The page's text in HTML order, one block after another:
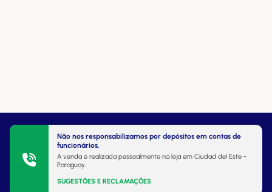
Não nos responsabilizamos por depósitos em contas de
funcionários.
A venda é realizada pessoalmente na loja em Ciudad del Este -
Paraguay.
SUGESTÕES E RECLAMAÇÕES